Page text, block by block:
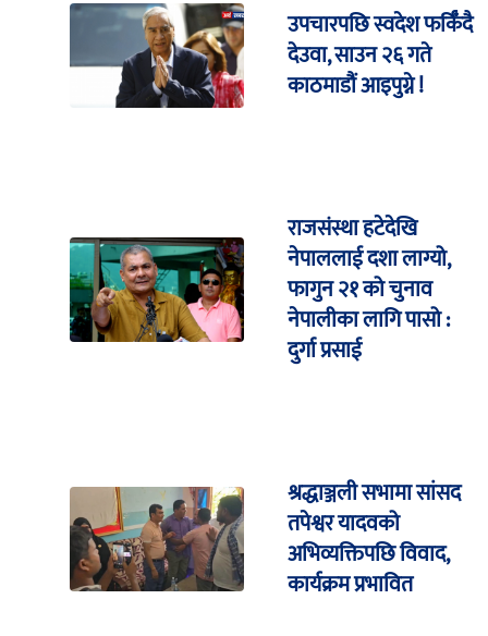
उपचारपछि स्वदेश फर्किँदै
देउवा, साउन २६ गते
काठमाडौं आइपुग्ने !
राजसंस्था हटेदेखि
नेपाललाई दशा लाग्यो,
फागुन २१ को चुनाव
नेपालीका लागि पासो :
दुर्गा प्रसाई
श्रद्धाञ्जली सभामा सांसद
तपेश्वर यादवको
अभिव्यक्तिपछि विवाद,
कार्यक्रम प्रभावित